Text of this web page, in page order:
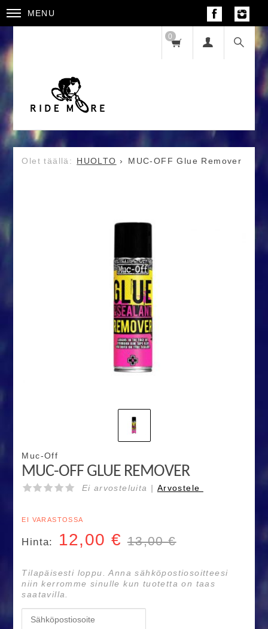
MENU
0
HUOLTO MUC-OFF Glue Remover
Muc-Off
MUC-OFF GLUE REMOVER
Ei arvosteluita | Arvostele
EI VARASTOSSA
Hinta: 12,00 € 13,00 €
Tilapäisesti loppu. Anna sähköpostiosoitteesi
niin kerromme sinulle kun tuotetta on taas
saatavilla.